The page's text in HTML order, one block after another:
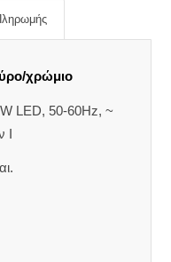
χρώμιο
LED, 50-60Hz, ~
Ι